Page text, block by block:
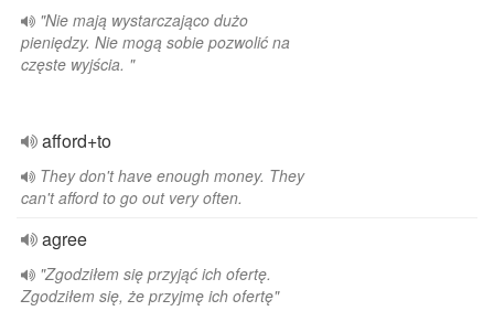
"Nie mają wystarczająco dużo
pieniędzy. Nie mogą sobie pozwolić na
częste wyjścia. "
afford+to
They don't have enough money. They
can't afford to go out very often.
agree
"Zgodziłem się przyjąć ich ofertę.
Zgodziłem się, że przyjmę ich ofertę"